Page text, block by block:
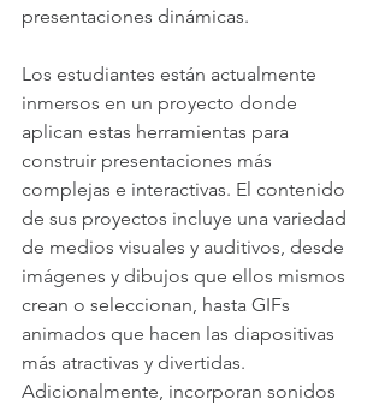
presentaciones dinámicas.
Los estudiantes están actualmente
inmersos en un proyecto donde
aplican estas herramientas para
construir presentaciones más
complejas e interactivas. El contenido
de sus proyectos incluye una variedad
de medios visuales y auditivos, desde
imágenes y dibujos que ellos mismos
crean o seleccionan, hasta GIFs
animados que hacen las diapositivas
más atractivas y divertidas.
Adicionalmente, incorporan sonidos